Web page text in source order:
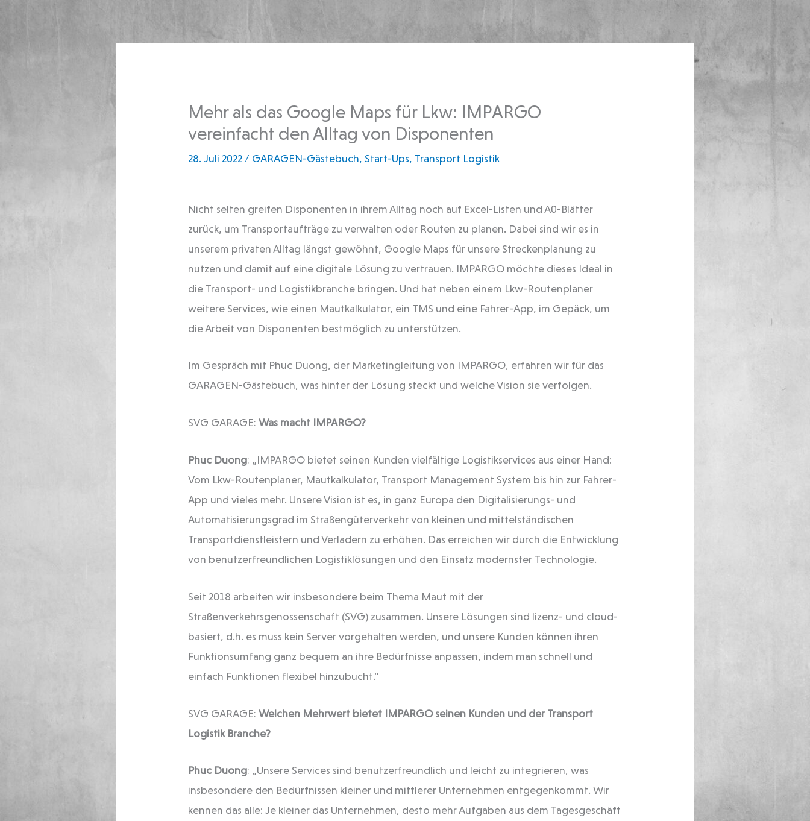
Mehr als das Google Maps für Lkw: IMPARGO
vereinfacht den Alltag von Disponenten
28. Juli 2022 / GARAGEN-Gästebuch, Start-Ups, Transport Logistik
Nicht selten greifen Disponenten in ihrem Alltag noch auf Excel-Listen und A0-Blätter
zurück, um Transportaufträge zu verwalten oder Routen zu planen. Dabei sind wir es in
unserem privaten Alltag längst gewöhnt, Google Maps für unsere Streckenplanung zu
nutzen und damit auf eine digitale Lösung zu vertrauen. IMPARGO möchte dieses Ideal in
die Transport- und Logistikbranche bringen. Und hat neben einem Lkw-Routenplaner
weitere Services, wie einen Mautkalkulator, ein TMS und eine Fahrer-App, im Gepäck, um
die Arbeit von Disponenten bestmöglich zu unterstützen.
Im Gespräch mit Phuc Duong, der Marketingleitung von IMPARGO, erfahren wir für das
GARAGEN-Gästebuch, was hinter der Lösung steckt und welche Vision sie verfolgen.
SVG GARAGE:Was macht IMPARGO?
Phuc Duong: „IMPARGO bietet seinen Kunden vielfältige Logistikservices aus einer Hand:
Vom Lkw-Routenplaner, Mautkalkulator, Transport Management System bis hin zur Fahrer-
App und vieles mehr. Unsere Vision ist es, in ganz Europa den Digitalisierungs- und
Automatisierungsgrad im Straßengüterverkehr von kleinen und mittelständischen
Transportdienstleistern und Verladern zu erhöhen. Das erreichen wir durch die Entwicklung
von benutzerfreundlichen Logistiklösungen und den Einsatz modernster Technologie.
Seit 2018 arbeiten wir insbesondere beim Thema Maut mit der
Straßenverkehrsgenossenschaft (SVG) zusammen. Unsere Lösungen sind lizenz- und cloud-
basiert, d.h. es muss kein Server vorgehalten werden, und unsere Kunden können ihren
Funktionsumfang ganz bequem an ihre Bedürfnisse anpassen, indem man schnell und
einfach Funktionen flexibel hinzubucht.“
SVG GARAGE:Welchen Mehrwert bietet IMPARGO seinen Kunden und der Transport
Logistik Branche?
Phuc Duong: „Unsere Services sind benutzerfreundlich und leicht zu integrieren, was
insbesondere den Bedürfnissen kleiner und mittlerer Unternehmen entgegenkommt. Wir
kennen das alle: Je kleiner das Unternehmen, desto mehr Aufgaben aus dem Tagesgeschäft